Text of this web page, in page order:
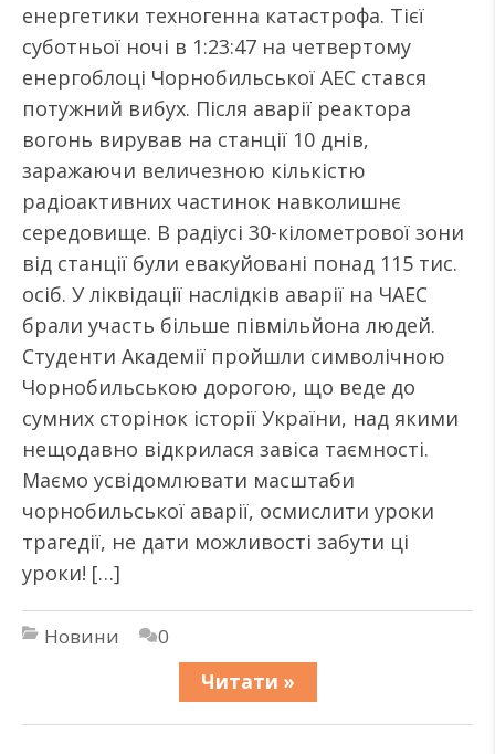
енергетики техногенна катастрофа. Тієї
суботньої ночі в 1:23:47 на четвертому
енергоблоці Чорнобильської АЕС стався
потужний вибух. Після аварії реактора
вогонь вирував на станції 10 днів,
заражаючи величезною кількістю
радіоактивних частинок навколишнє
середовище. В радіусі 30-кілометрової зони
від станції були евакуйовані понад 115 тис.
осіб. У ліквідації наслідків аварії на ЧАЕС
брали участь більше півмільйона людей.
Студенти Академії пройшли символічною
Чорнобильською дорогою, що веде до
сумних сторінок історії України, над якими
нещодавно відкрилася завіса таємності.
Маємо усвідомлювати масштаби
чорнобильської аварії, осмислити уроки
трагедії, не дати можливості забути ці
уроки! […]
Новини
0
Читати »